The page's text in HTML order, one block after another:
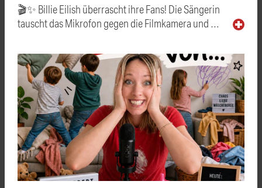
🎬✨ Billie Eilish überrascht ihre Fans! Die Sängerin
tauscht das Mikrofon gegen die Filmkamera und …